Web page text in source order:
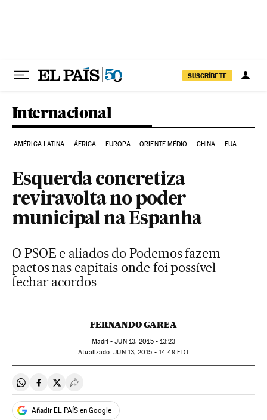
SUSCRÍBETE
Internacional
AMÉRICA LATINA ÁFRICA EUROPA ORIENTE MÉDIO CHINA EUA
Esquerda concretiza
reviravolta no poder
municipal na Espanha
O PSOE e aliados do Podemos fazem
pactos nas capitais onde foi possível
fechar acordos
FERNANDO GAREA
Madri -JUN13, 2015 - 13:23
atualizado: JUN13, 2015 - 14:49 EDT
Compartir en Whatsapp
Compartir en Facebook
Compartir en Twitter
Desplegar Redes Sociales
Añadir EL PAÍS en Google